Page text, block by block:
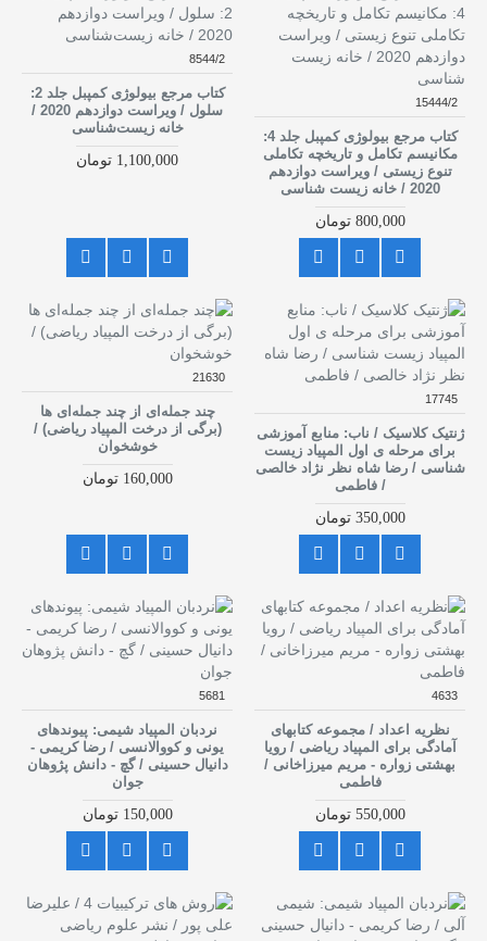
15444/2
کتاب مرجع بیولوژی کمپبل جلد 4:
مکانیسم تکامل و تاریخچه تکاملی
تنوع زیستی / ویراست دوازدهم
2020 / خانه زیست شناسی
800,000 تومان
8544/2
کتاب مرجع بیولوژی کمپبل جلد 2:
سلول / ویراست دوازدهم 2020 /
خانه زیست‌شناسی
1,100,000 تومان
17745
ژنتیک کلاسیک / ناب: منابع آموزشی
برای مرحله ی اول المپیاد زیست
شناسی / رضا شاه نظر نژاد خالصی
/ فاطمی
350,000 تومان
21630
چند جمله‌ای از چند جمله‌ای ها
(برگی از درخت المپیاد ریاضی) /
خوشخوان
160,000 تومان
4633
نظریه اعداد / مجموعه کتابهای
آمادگی برای المپیاد ریاضی / رویا
بهشتی زواره - مریم میرزاخانی /
فاطمی
550,000 تومان
5681
نردبان المپیاد شیمی: پیوندهای
یونی و کووالانسی / رضا کریمی -
دانیال حسینی / گچ - دانش پژوهان
جوان
150,000 تومان